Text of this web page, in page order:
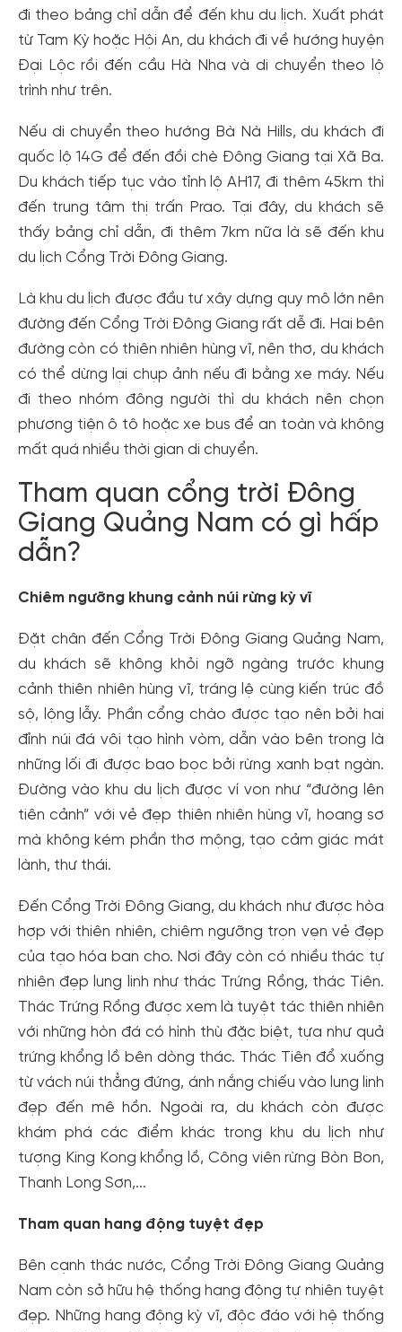
đi theo bảng chỉ dẫn để đến khu du lịch. Xuất phát
từ Tam Kỳ hoặc Hội An, du khách đi về hướng huyện
Đại Lộc rồi đến cầu Hà Nha và di chuyển theo lộ
trình như trên.
Nếu di chuyển theo hướng Bà Nà Hills, du khách đi
quốc lộ 14G để đến đồi chè Đông Giang tại Xã Ba.
Du khách tiếp tục vào tỉnh lộ AH17, đi thêm 45km thì
đến trung tâm thị trấn Prao. Tại đây, du khách sẽ
thấy bảng chỉ dẫn, đi thêm 7km nữa là sẽ đến khu
du lịch Cổng Trời Đông Giang.
Là khu du lịch được đầu tư xây dựng quy mô lớn nên
đường đến Cổng Trời Đông Giang rất dễ đi. Hai bên
đường còn có thiên nhiên hùng vĩ, nên thơ, du khách
có thể dừng lại chụp ảnh nếu đi bằng xe máy. Nếu
đi theo nhóm đông người thì du khách nên chọn
phương tiện ô tô hoặc xe bus để an toàn và không
mất quá nhiều thời gian di chuyển.
Tham quan cổng trời Đông
Giang Quảng Nam có gì hấp
dẫn?
Chiêm ngưỡng khung cảnh núi rừng kỳ vĩ
Đặt chân đến Cổng Trời Đông Giang Quảng Nam,
du khách sẽ không khỏi ngỡ ngàng trước khung
cảnh thiên nhiên hùng vĩ, tráng lệ cùng kiến trúc đồ
sộ, lộng lẫy. Phần cổng chào được tạo nên bởi hai
đỉnh núi đá vôi tạo hình vòm, dẫn vào bên trong là
những lối đi được bao bọc bởi rừng xanh bạt ngàn.
Đường vào khu du lịch được ví von như “đường lên
tiên cảnh” với vẻ đẹp thiên nhiên hùng vĩ, hoang sơ
mà không kém phần thơ mộng, tạo cảm giác mát
lành, thư thái.
Đến Cổng Trời Đông Giang, du khách như được hòa
hợp với thiên nhiên, chiêm ngưỡng trọn vẹn vẻ đẹp
của tạo hóa ban cho. Nơi đây còn có nhiều thác tự
nhiên đẹp lung linh như thác Trứng Rồng, thác Tiên.
Thác Trứng Rồng được xem là tuyệt tác thiên nhiên
với những hòn đá có hình thù đặc biệt, tựa như quả
trứng khổng lồ bên dòng thác. Thác Tiên đổ xuống
từ vách núi thẳng đứng, ánh nắng chiếu vào lung linh
đẹp đến mê hồn. Ngoài ra, du khách còn được
khám phá các điểm khác trong khu du lịch như
tượng King Kong khổng lồ, Công viên rừng Bòn Bon,
Thanh Long Sơn,...
Tham quan hang động tuyệt đẹp
Bên cạnh thác nước, Cổng Trời Đông Giang Quảng
Nam còn sở hữu hệ thống hang động tự nhiên tuyệt
đẹp. Những hang động kỳ vĩ, độc đáo với hệ thống